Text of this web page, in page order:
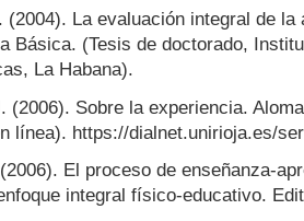
(2004). La evaluación integral de
Básica. (Tesis de doctorado,
La Habana).
(2006). Sobre la experiencia.
línea). https://dialnet.unirioja.es/
El proceso de enseñanza-
integral físico-educativo.